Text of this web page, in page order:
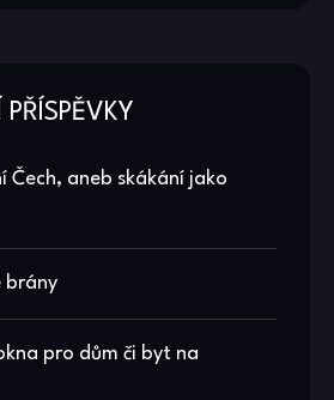
Čech, aneb skákání jako
brány
pro dům či byt na